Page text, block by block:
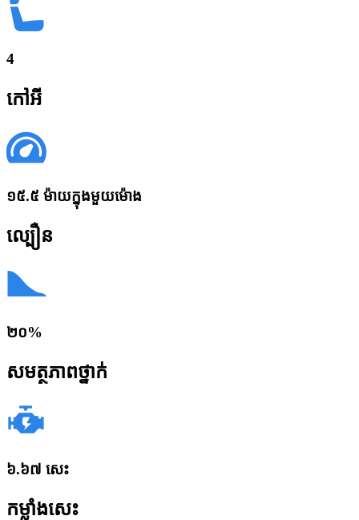
4
កៅអី
១៥.៥ ម៉ាយក្នុងមួយម៉ោង
ល្បឿន
២០%
សមត្ថភាពថ្នាក់
៦.៦៧ សេះ
កម្លាំងសេះ